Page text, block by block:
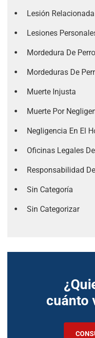
Lesión
Lesiones
Mordedura De Perro
Mordeduras De
Muerte Injusta
Muerte Por
Negligencia En El
Oficinas Legales
Responsabilidad
Sin Categoría
Sin Categorizar
cuánto